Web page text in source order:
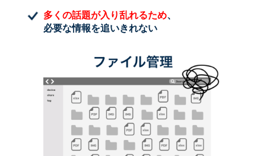
多くの話題が入り乱れるため、
必要な情報を追いきれない